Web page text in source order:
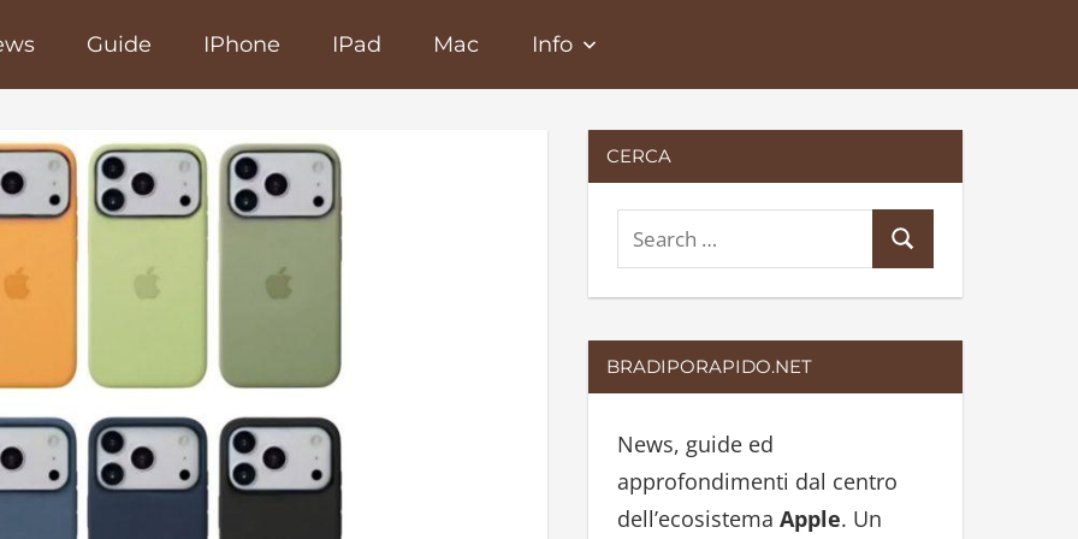
Guide IPhone IPad Mac Info
CERCA
e
a
r
c
f
o
r
e
c
BRADIPORAPIDO.NET
News, guide ed
approfondimenti dal centro
dell’ecosistema Apple. Un